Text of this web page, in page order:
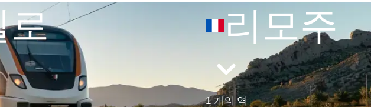
로 리모주
1 개의 역